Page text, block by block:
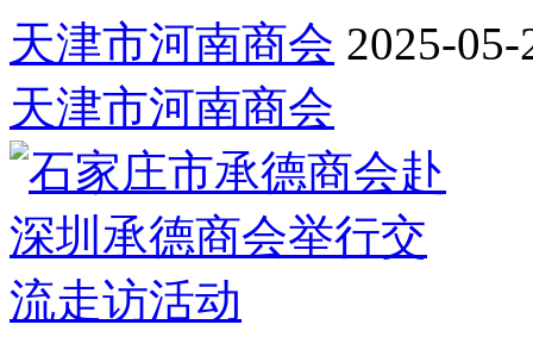
天津市河南商会 2025-
天津市河南商会